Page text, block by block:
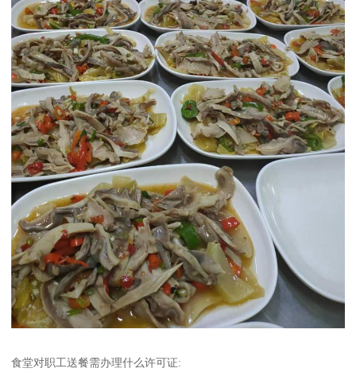
食堂对职工送餐需办理什么许可证: